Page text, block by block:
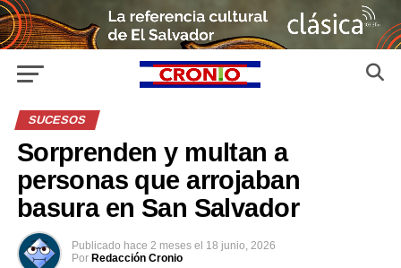
SUCESOS
Sorprenden y multan a
personas que arrojaban
basura en San Salvador
Publicado hace 2 meses el 18 junio, 2026
Por Redacción Cronio